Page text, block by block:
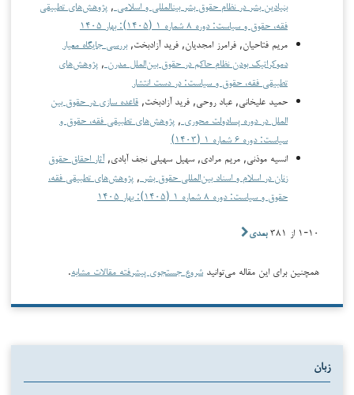
بنیادین بشر در نظام حقوق بشر بین­المللی و اسلامی , پژوهش‌های تطبیقی
فقه، حقوق و سیاست: دوره ۸ شماره ۱ (۱۴۰۵): بهار ۱۴۰۵
مریم فتاحیان, فرامرز امجدیان, فرید آزادبخت,بررسی جایگاه معیار
دموکراتیک بودن نظام حاکم در حقوق بین‌الملل مدرن , پژوهش‌های
تطبیقی فقه، حقوق و سیاست: در دست انتشار
حمید علیخانی, عباد روحی, فرید آزادبخت, قاعده سازی در حقوق بین
الملل در دوره پسادولت محوری , پژوهش‌های تطبیقی فقه، حقوق و
سیاست: دوره ۶ شماره ۱ (۱۴۰۳)
انسیه موذنی, مریم مرادی, سهیل سهیلی نجف آبادی,آثار احقاق حقوق
زنان در اسلام و اسناد بین‌المللی حقوق بشر , پژوهش‌های تطبیقی فقه،
حقوق و سیاست: دوره ۸ شماره ۱ (۱۴۰۵): بهار ۱۴۰۵
۱-۱۰ از ۳۸۱ بعدی
همچنین برای این مقاله می‌توانید شروع جستجوی پیشرفته مقالات مشابه.
زبان